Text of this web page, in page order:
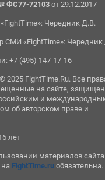
ФС77-72103 от 29.12.2017
Чередник Д.В.
СМИ «FightTime»: Чередник
+7 (495) 147-17-16
2025 FightTime.Ru. Все
на сайте,
и
об авторском праве и
лет
материалов сайта
FightTime.ru обязательна.